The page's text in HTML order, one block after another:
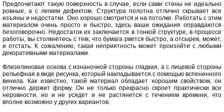
Предпочитают такую поверхность в случае, если сами стены не идеально
ровные, а с легким дефектом. Структура полотна отлично скрывает все
изъяны и недостатки. Оно хорошо смотрится и на потолке. Работать с этим
материалом очень просто и быстро, здесь ваши ожидания оправдаются
безоговорочно. Недостаток их заключается в тонкой структуре, в процессе
работы, вы столкнётесь с тем, что бумага рвется быстро, а отсырев, может,
и отстать. К сожалению, такая неприятность может произойти с любыми
декоративными материалами.
Флизелиновая основа с изнаночной стороны гладкая, а с лицевой стороны
рельефная в виде рисунка, который накладывается с помощью вспененного
винила. Как известно, такой материал обладает хорошим свойством, он
отлично держит форму. Он не только прекрасно скроет практически все
неровности, но и не усядет и не растянется с течением времени, что
вполне возможно у других вариантов.